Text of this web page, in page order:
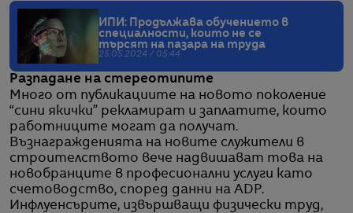
ИПИ: Продължава обучението в
специалности, които не се
търсят на пазара на труда
25.05.2024 / 05:44
Разпадане на стереотипите
Много от публикациите на новото поколение
“сини якички” рекламират и заплатите, които
работниците могат да получат.
Възнагражденията на новите служители в
строителството вече надвишават това на
новобранците в професионални услуги като
счетоводство, според данни на ADP.
Инфлуенсърите, извършващи физически труд,